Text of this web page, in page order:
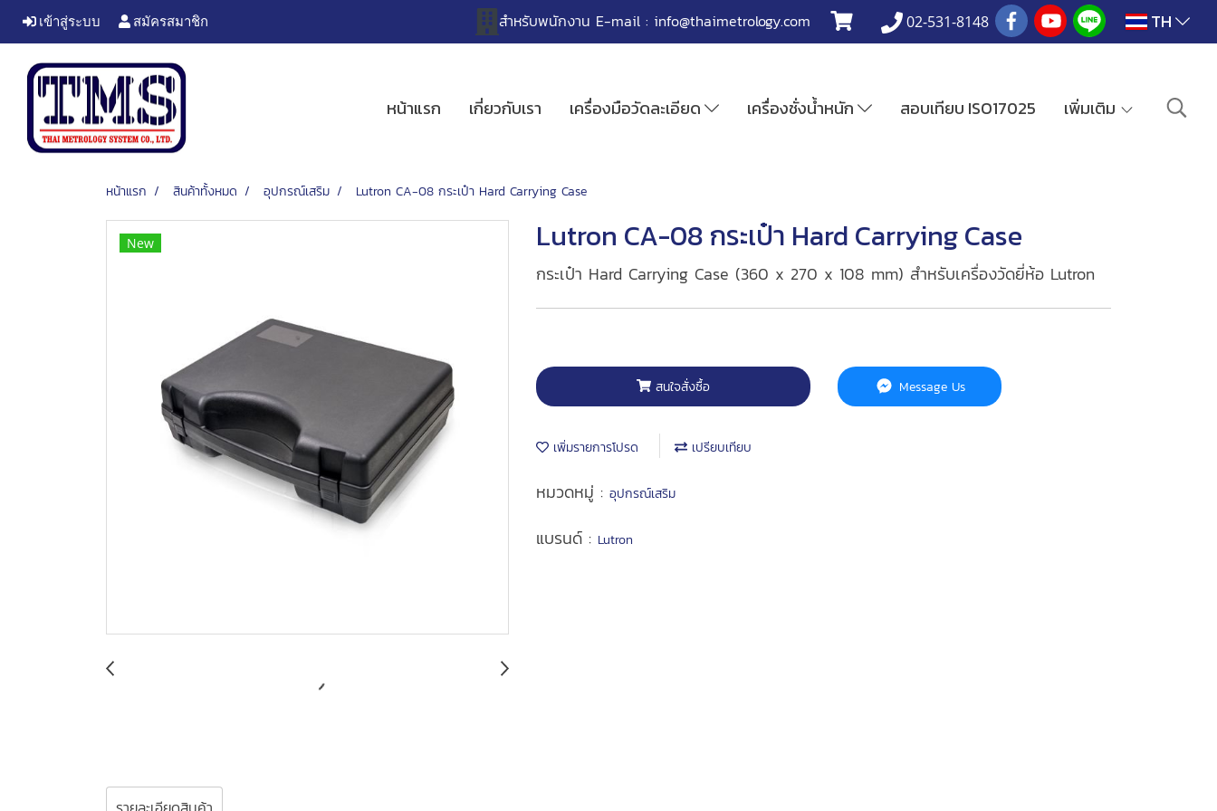
เข้าสู่ระบบ สมัครสมาชิก สำหรับพนักงาน E-mail : info@thaimetrology.com 02-531-8148 TH
หน้าแรก เกี่ยวกับเรา เครื่องมือวัดละเอียด เครื่องชั่งน้ำหนัก สอบเทียบ ISO17025 เพิ่มเติม
หน้าแรก สินค้าทั้งหมด อุปกรณ์เสริม Lutron CA-08 กระเป๋า Hard Carrying Case
New Lutron CA-08 กระเป๋า Hard Carrying Case
กระเป๋า Hard Carrying Case (360 x 270 x 108 mm) สำหรับเครื่องวัดยี่ห้อ Lutron
สนใจสั่งซื้อ Message Us
เพิ่มรายการโปรด เปรียบเทียบ
หมวดหมู่ : อุปกรณ์เสริม
แบรนด์ : Lutron